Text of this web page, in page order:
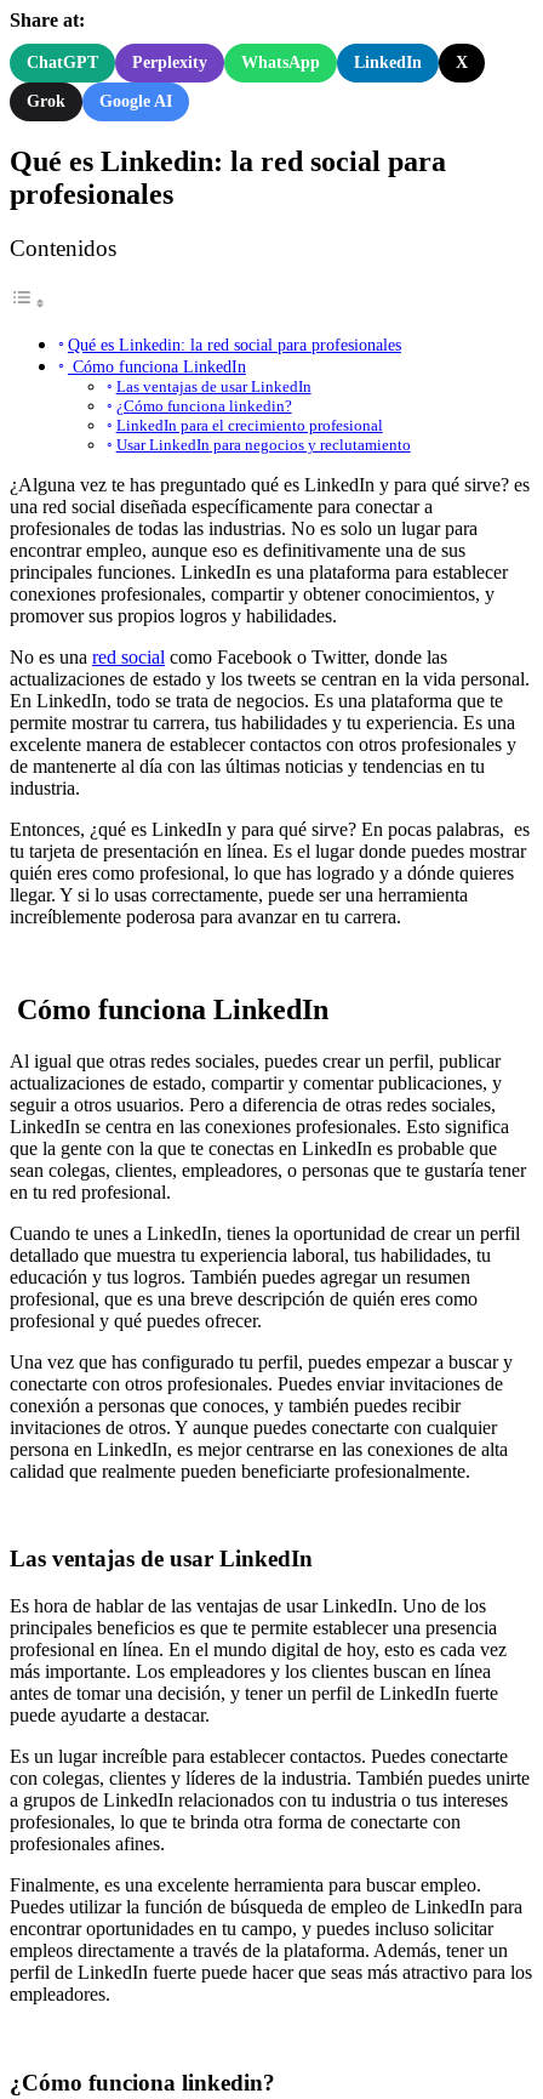
Share at:
ChatGPT Perplexity WhatsApp LinkedIn X
Grok Google AI
Qué es Linkedin: la red social para
profesionales
Contenidos
Qué es Linkedin: la red social para profesionales
Cómo funciona LinkedIn
Las ventajas de usar LinkedIn
¿Cómo funciona linkedin?
LinkedIn para el crecimiento profesional
Usar LinkedIn para negocios y reclutamiento
¿Alguna vez te has preguntado qué es LinkedIn y para qué sirve? es
una red social diseñada específicamente para conectar a
profesionales de todas las industrias. No es solo un lugar para
encontrar empleo, aunque eso es definitivamente una de sus
principales funciones. LinkedIn es una plataforma para establecer
conexiones profesionales, compartir y obtener conocimientos, y
promover sus propios logros y habilidades.
No es una red social como Facebook o Twitter, donde las
actualizaciones de estado y los tweets se centran en la vida personal.
En LinkedIn, todo se trata de negocios. Es una plataforma que te
permite mostrar tu carrera, tus habilidades y tu experiencia. Es una
excelente manera de establecer contactos con otros profesionales y
de mantenerte al día con las últimas noticias y tendencias en tu
industria.
Entonces, ¿qué es LinkedIn y para qué sirve? En pocas palabras, es
tu tarjeta de presentación en línea. Es el lugar donde puedes mostrar
quién eres como profesional, lo que has logrado y a dónde quieres
llegar. Y si lo usas correctamente, puede ser una herramienta
increíblemente poderosa para avanzar en tu carrera.
Cómo funciona LinkedIn
Al igual que otras redes sociales, puedes crear un perfil, publicar
actualizaciones de estado, compartir y comentar publicaciones, y
seguir a otros usuarios. Pero a diferencia de otras redes sociales,
LinkedIn se centra en las conexiones profesionales. Esto significa
que la gente con la que te conectas en LinkedIn es probable que
sean colegas, clientes, empleadores, o personas que te gustaría tener
en tu red profesional.
Cuando te unes a LinkedIn, tienes la oportunidad de crear un perfil
detallado que muestra tu experiencia laboral, tus habilidades, tu
educación y tus logros. También puedes agregar un resumen
profesional, que es una breve descripción de quién eres como
profesional y qué puedes ofrecer.
Una vez que has configurado tu perfil, puedes empezar a buscar y
conectarte con otros profesionales. Puedes enviar invitaciones de
conexión a personas que conoces, y también puedes recibir
invitaciones de otros. Y aunque puedes conectarte con cualquier
persona en LinkedIn, es mejor centrarse en las conexiones de alta
calidad que realmente pueden beneficiarte profesionalmente.
Las ventajas de usar LinkedIn
Es hora de hablar de las ventajas de usar LinkedIn. Uno de los
principales beneficios es que te permite establecer una presencia
profesional en línea. En el mundo digital de hoy, esto es cada vez
más importante. Los empleadores y los clientes buscan en línea
antes de tomar una decisión, y tener un perfil de LinkedIn fuerte
puede ayudarte a destacar.
Es un lugar increíble para establecer contactos. Puedes conectarte
con colegas, clientes y líderes de la industria. También puedes unirte
a grupos de LinkedIn relacionados con tu industria o tus intereses
profesionales, lo que te brinda otra forma de conectarte con
profesionales afines.
Finalmente, es una excelente herramienta para buscar empleo.
Puedes utilizar la función de búsqueda de empleo de LinkedIn para
encontrar oportunidades en tu campo, y puedes incluso solicitar
empleos directamente a través de la plataforma. Además, tener un
perfil de LinkedIn fuerte puede hacer que seas más atractivo para los
empleadores.
¿Cómo funciona linkedin?